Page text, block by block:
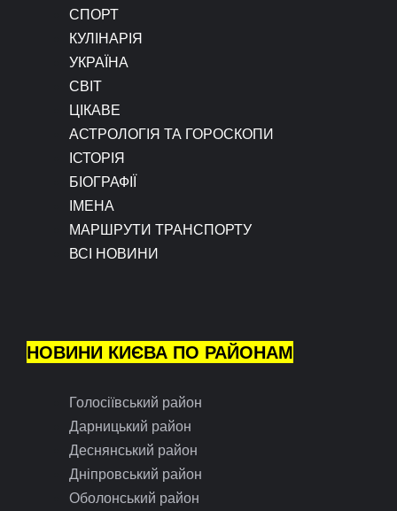
СПОРТ
КУЛІНАРІЯ
УКРАЇНА
СВІТ
ЦІКАВЕ
АСТРОЛОГІЯ ТА ГОРОСКОПИ
ІСТОРІЯ
БІОГРАФІЇ
ІМЕНА
МАРШРУТИ ТРАНСПОРТУ
ВСІ НОВИНИ
НОВИНИ КИЄВА ПО РАЙОНАМ
Голосіївський район
Дарницький район
Деснянський район
Дніпровський район
Оболонський район